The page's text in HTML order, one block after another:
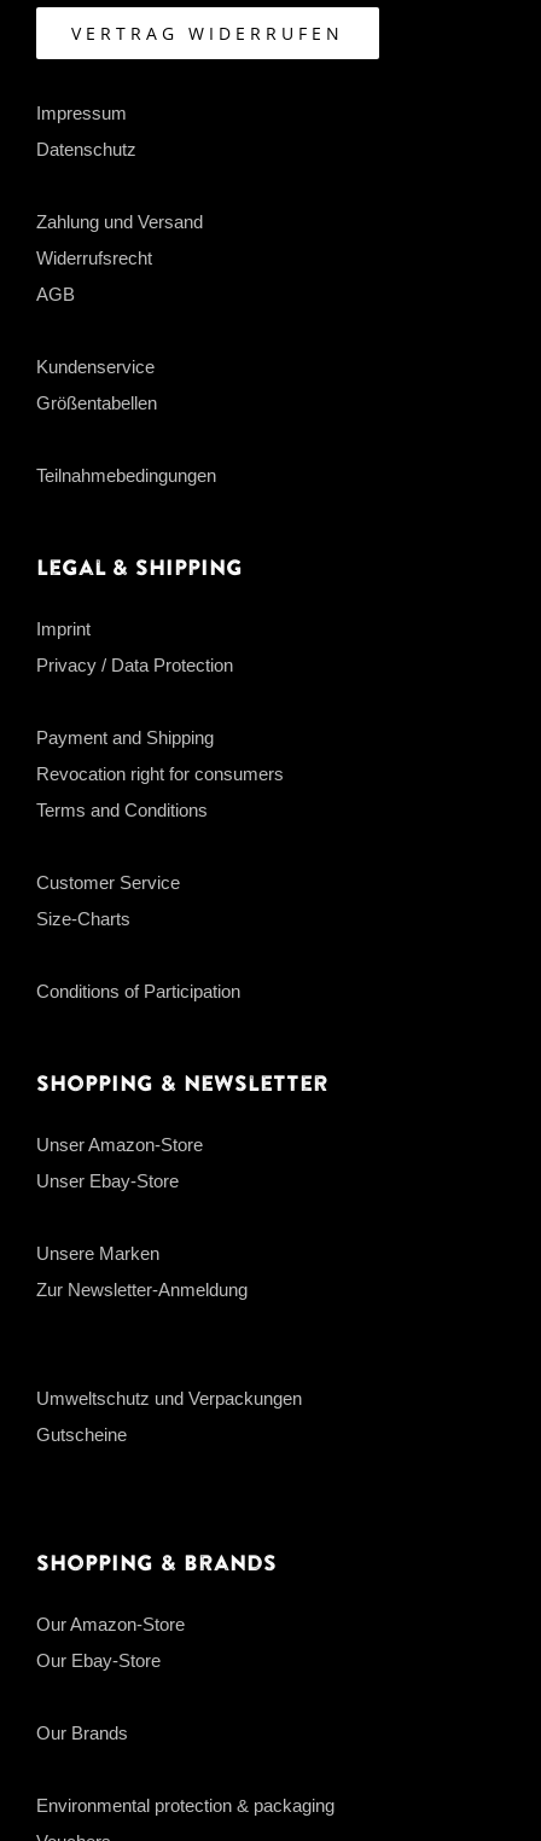
VERTRAG WIDERRUFEN
Impressum
Datenschutz
Zahlung und Versand
Widerrufsrecht
AGB
Kundenservice
Größentabellen
Teilnahmebedingungen
Legal & Shipping
Imprint
Privacy / Data Protection
Payment and Shipping
Revocation right for consumers
Terms and Conditions
Customer Service
Size-Charts
Conditions of Participation
Shopping & Newsletter
Unser Amazon-Store
Unser Ebay-Store
Unsere Marken
Zur Newsletter-Anmeldung
Umweltschutz und Verpackungen
Gutscheine
Shopping & Brands
Our Amazon-Store
Our Ebay-Store
Our Brands
Environmental protection & packaging